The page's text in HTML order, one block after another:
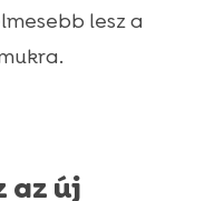
lesz a
az új